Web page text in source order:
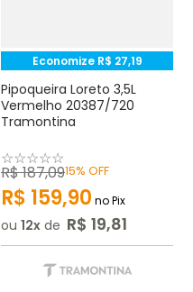
Economize R$ 27,19
Pipoqueira Loreto 3,5L
Vermelho 20387/720
Tramontina
☆☆☆☆☆
R$187,0915% OFF
R$ 159,90 no Pix
ou 12 de R$ 19,81